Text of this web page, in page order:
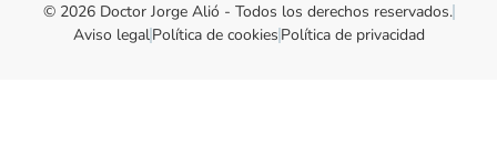
© 2026 Doctor Jorge Alió - Todos los derechos reservados.
Aviso legalPolítica de cookies Política de privacidad